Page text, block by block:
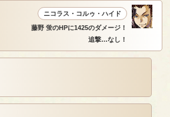
ニコラス・コルゥ・ハイド
藤野 蛍のHPに1425のダメージ！
追撃…なし！